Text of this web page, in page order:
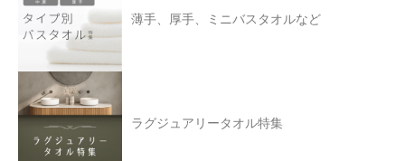
薄手、厚手、ミニバスタオルなど
ラグジュアリータオル特集